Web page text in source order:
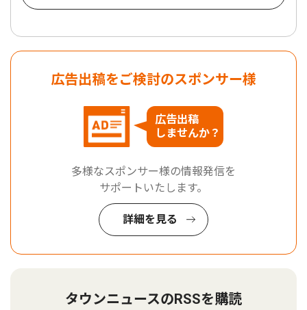
広告出稿をご検討のスポンサー様
広告出稿
しませんか？
多様なスポンサー様の情報発信を
サポートいたします。
詳細を見る
タウンニュースのRSSを購読